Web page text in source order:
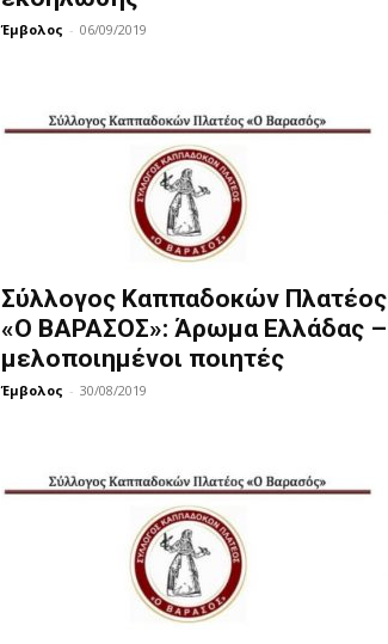
Έμβολος - 06/09/2019
Σύλλογος Καππαδοκών Πλατέος
«Ο ΒΑΡΑΣΟΣ»: Άρωμα Ελλάδας –
μελοποιημένοι ποιητές
Έμβολος - 30/08/2019